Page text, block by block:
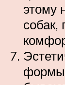
этому
собак,